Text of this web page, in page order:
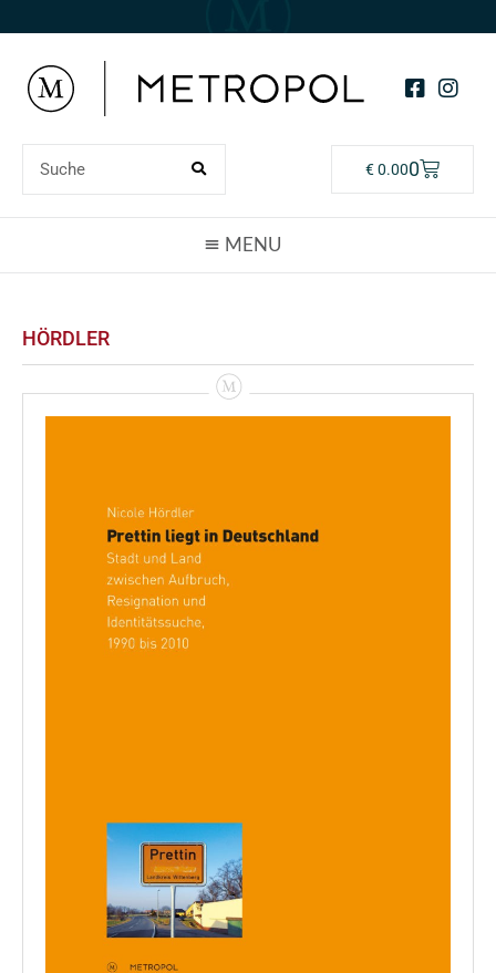
€0.000
HÖRDLER